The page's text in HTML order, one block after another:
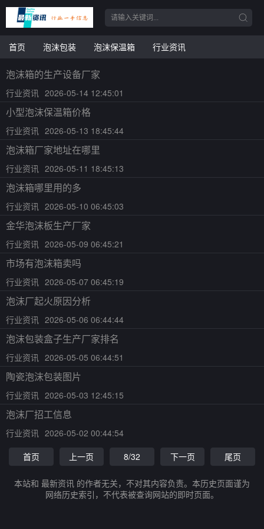
首页 泡沫包装 泡沫保温箱 行业资讯
泡沫箱的生产设备厂家
行业资讯 2026-05-14 12:45:01
小型泡沫保温箱价格
行业资讯 2026-05-13 18:45:44
泡沫箱厂家地址在哪里
行业资讯 2026-05-11 18:45:13
泡沫箱哪里用的多
行业资讯 2026-05-10 06:45:03
金华泡沫板生产厂家
行业资讯 2026-05-09 06:45:21
市场有泡沫箱卖吗
行业资讯 2026-05-07 06:45:19
泡沫厂起火原因分析
行业资讯 2026-05-06 06:44:44
泡沫包装盒子生产厂家排名
行业资讯 2026-05-05 06:44:51
陶瓷泡沫包装图片
行业资讯 2026-05-03 12:45:15
泡沫厂招工信息
行业资讯 2026-05-02 00:44:54
首页
上一页 8/32 下一页 尾页
本站和 最新资讯 的作者无关，不对其内容负责。本历史页面谨为
网络历史索引，不代表被查询网站的即时页面。